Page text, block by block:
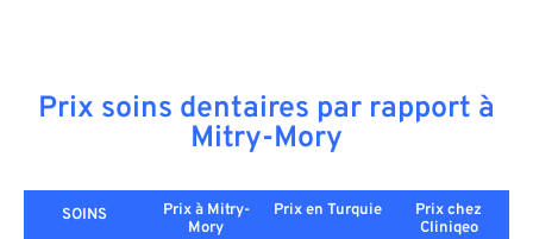
Prix soins dentaires par rapport à
Mitry-Mory
SOINS
Prix à Mitry-
Mory
Prix en Turquie
Prix chez
Cliniqeo